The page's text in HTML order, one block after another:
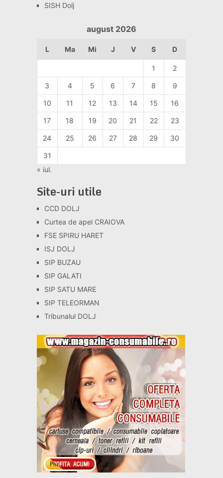
SISH Dolj
august 2026
L Ma Mi J V S D
1 2
3 4 5 6 7 8 9
10 11 12 13 14 15 16
17 18 19 20 21 22 23
24 25 26 27 28 29 30
31
« iul.
Site-uri utile
CCD DOLJ
Curtea de apel CRAIOVA
FSE SPIRU HARET
ISJ DOLJ
SIP BUZAU
SIP GALATI
SIP SATU MARE
SIP TELEORMAN
Tribunalul DOLJ